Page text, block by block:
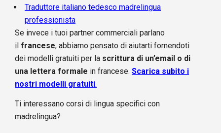
Traduttore italiano tedesco madrelingua
professionista
Se invece i tuoi partner commerciali parlano
il francese, abbiamo pensato di aiutarti fornendoti
dei modelli gratuiti per la scrittura di un’email o di
una lettera formale in francese. Scarica subito i
nostri modelli gratuiti.
Ti interessano corsi di lingua specifici con
madrelingua?